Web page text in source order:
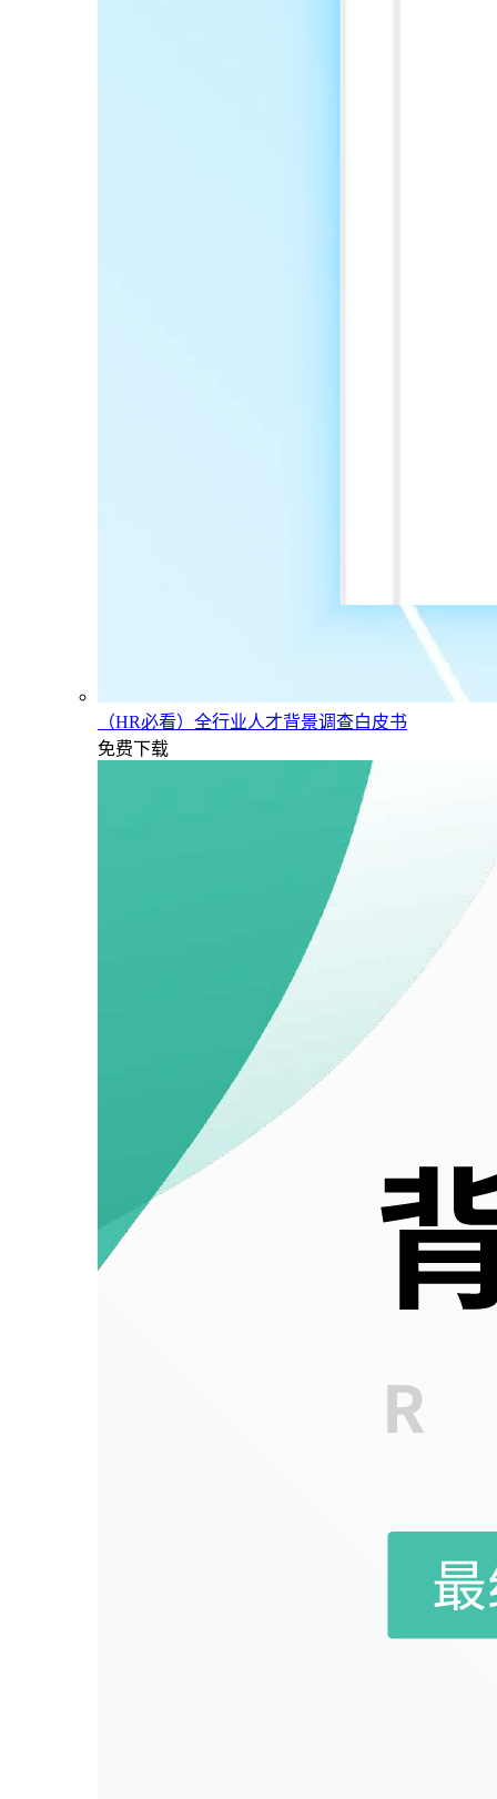
（HR必看）全行业人才背景调查白皮书
免费下载